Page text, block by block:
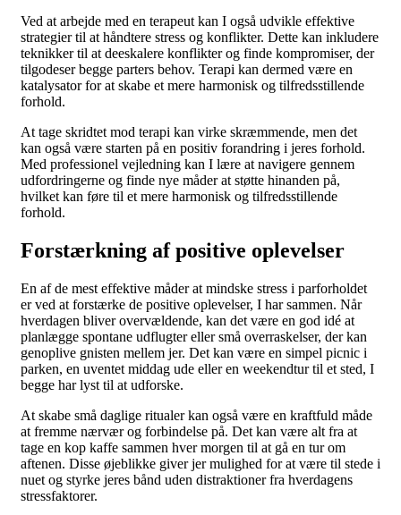
Ved at arbejde med en terapeut kan I også udvikle effektive
strategier til at håndtere stress og konflikter. Dette kan inkludere
teknikker til at deeskalere konflikter og finde kompromiser, der
tilgodeser begge parters behov. Terapi kan dermed være en
katalysator for at skabe et mere harmonisk og tilfredsstillende
forhold.
At tage skridtet mod terapi kan virke skræmmende, men det
kan også være starten på en positiv forandring i jeres forhold.
Med professionel vejledning kan I lære at navigere gennem
udfordringerne og finde nye måder at støtte hinanden på,
hvilket kan føre til et mere harmonisk og tilfredsstillende
forhold.
Forstærkning af positive oplevelser
En af de mest effektive måder at mindske stress i parforholdet
er ved at forstærke de positive oplevelser, I har sammen. Når
hverdagen bliver overvældende, kan det være en god idé at
planlægge spontane udflugter eller små overraskelser, der kan
genoplive gnisten mellem jer. Det kan være en simpel picnic i
parken, en uventet middag ude eller en weekendtur til et sted, I
begge har lyst til at udforske.
At skabe små daglige ritualer kan også være en kraftfuld måde
at fremme nærvær og forbindelse på. Det kan være alt fra at
tage en kop kaffe sammen hver morgen til at gå en tur om
aftenen. Disse øjeblikke giver jer mulighed for at være til stede i
nuet og styrke jeres bånd uden distraktioner fra hverdagens
stressfaktorer.